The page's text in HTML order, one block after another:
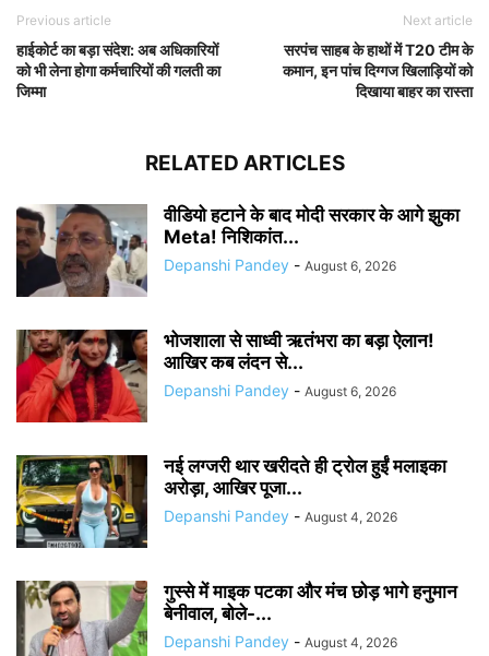
Previous article
हाईकोर्ट का बड़ा संदेश: अब अधिकारियों
को भी लेना होगा कर्मचारियों की गलती का
जिम्मा
Next article
सरपंच साहब के हाथों में T20 टीम के
कमान, इन पांच दिग्गज खिलाड़ियों को
दिखाया बाहर का रास्ता
RELATED ARTICLES
वीडियो हटाने के बाद मोदी सरकार के आगे झुका
Meta! निशिकांत...
Depanshi Pandey - August 6, 2026
भोजशाला से साध्वी ऋतंभरा का बड़ा ऐलान!
आखिर कब लंदन से...
Depanshi Pandey - August 6, 2026
नई लग्जरी थार खरीदते ही ट्रोल हुईं मलाइका
अरोड़ा, आखिर पूजा...
Depanshi Pandey - August 4, 2026
गुस्से में माइक पटका और मंच छोड़ भागे हनुमान
बेनीवाल, बोले-...
Depanshi Pandey - August 4, 2026